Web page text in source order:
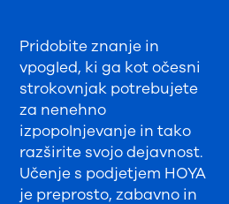
Pridobite znanje in
vpogled, ki ga kot očesni
strokovnjak potrebujete
za nenehno
izpopolnjevanje in tako
razširite svojo dejavnost.
Učenje s podjetjem HOYA
je preprosto, zabavno in